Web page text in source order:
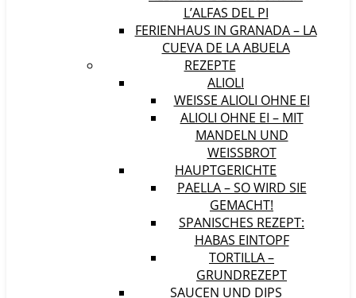
L’ALFAS DEL PI
FERIENHAUS IN GRANADA – LA
CUEVA DE LA ABUELA
REZEPTE
ALIOLI
WEISSE ALIOLI OHNE EI
ALIOLI OHNE EI – MIT
MANDELN UND
WEISSBROT
HAUPTGERICHTE
PAELLA – SO WIRD SIE
GEMACHT!
SPANISCHES REZEPT:
HABAS EINTOPF
TORTILLA –
GRUNDREZEPT
SAUCEN UND DIPS